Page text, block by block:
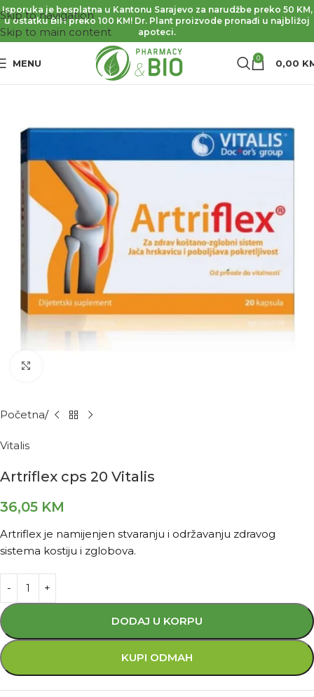
Skip to navigation
Skip to main content
Isporuka je besplatna u Kantonu Sarajevo za narudžbe preko 50 KM,
u ostatku BiH preko 100 KM! Dr. Plant proizvode pronađi u najbližoj
apoteci.
MENU 0 0,00
Početna
Vitalis
Artriflex cps 20 Vitalis
36,05 KM
Artriflex je namijenjen stvaranju i održavanju zdravog
sistema kostiju i zglobova.
DODAJ U KORPU
KUPI ODMAH